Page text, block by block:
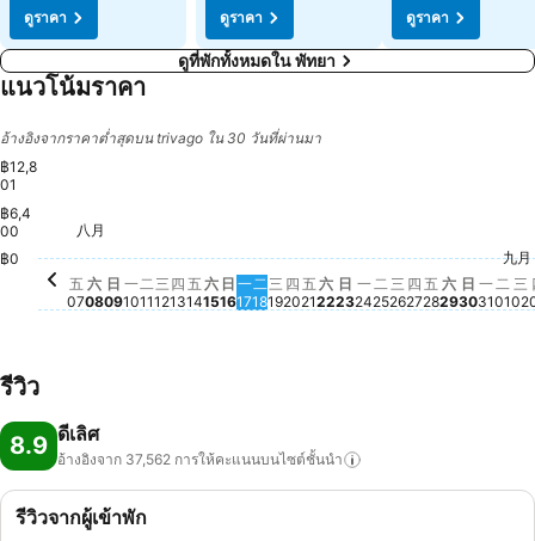
ดูราคา
ดูราคา
ดูราคา
ดูที่พักทั้งหมดใน พัทยา
แนวโน้มราคา
อ้างอิงจากราคาต่ำสุดบน trivago ใน 30 วันที่ผ่านมา
฿12,8
01
฿6,4
00
฿0
星期五, 八月 07
฿11,696
八月
五
07
星期六, 八月 08
฿12,801
六
08
日
09
一
10
二
11
三
12
四
13
五
14
六
15
日
16
一
17
二
18
三
19
星期四, 八月 20
฿7,718
四
20
星期五, 八月 21
฿7,428
五
21
六
22
星期日, 八月 23
฿6,379
日
23
星期一, 八月 24
฿7,444
一
24
星期二, 八月 25
二
25
星期三, 八月 26
฿6,905
三
26
星期四, 八月
฿6,385
四
27
星期五, 八
฿6,389
五
28
六
29
星期日
฿5,736
日
30
星期
฿
一
31
星
฿
九月
二
01
฿
三
02
รีวิว
8.9 ดีเลิศ
อ้างอิงจาก 37,562 การให้คะแนนบนไซต์ชั้นนำ
รีวิวจากผู้เข้าพัก